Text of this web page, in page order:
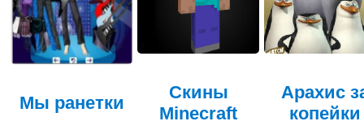
Мы ранетки
Cкины
Minecraft
Арахис
копейки